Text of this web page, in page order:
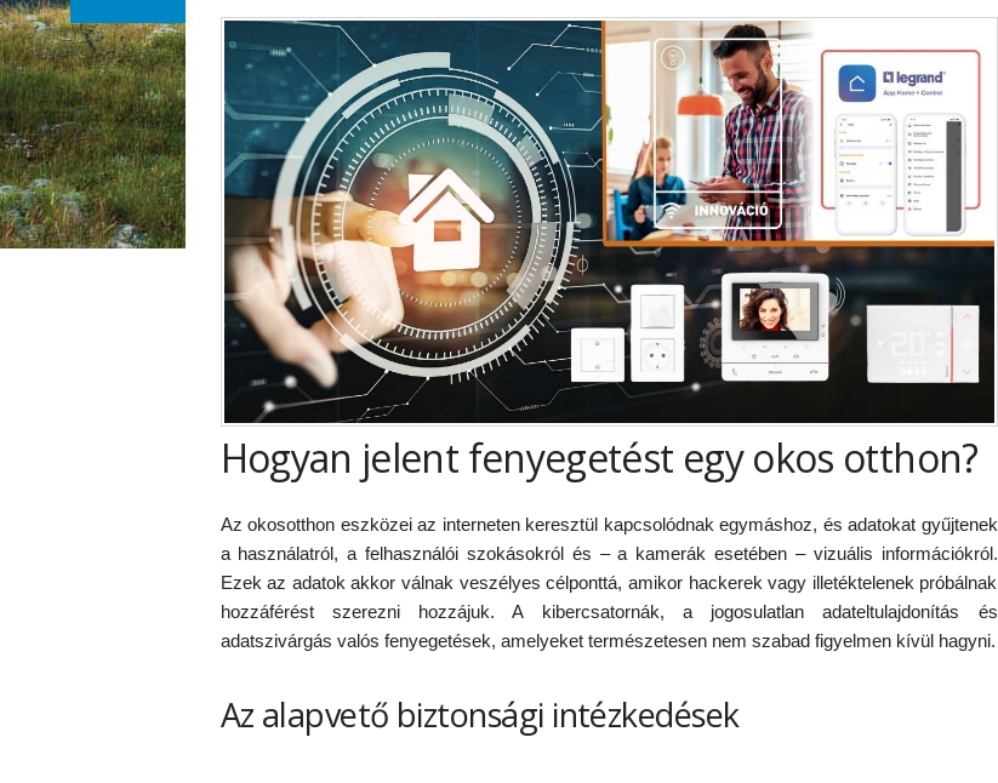
Hogyan jelent fenyegetést egy okos otthon?
Az okosotthon eszközei az interneten keresztül kapcsolódnak egymáshoz, és adatokat gyűjtenek
a használatról, a felhasználói szokásokról és – a kamerák esetében – vizuális információkról.
Ezek az adatok akkor válnak veszélyes célponttá, amikor hackerek vagy illetéktelenek próbálnak
hozzáférést szerezni hozzájuk. A kibercsatornák, a jogosulatlan adateltulajdonítás és
adatszivárgás valós fenyegetések, amelyeket természetesen nem szabad figyelmen kívül hagyni.
Az alapvető biztonsági intézkedések